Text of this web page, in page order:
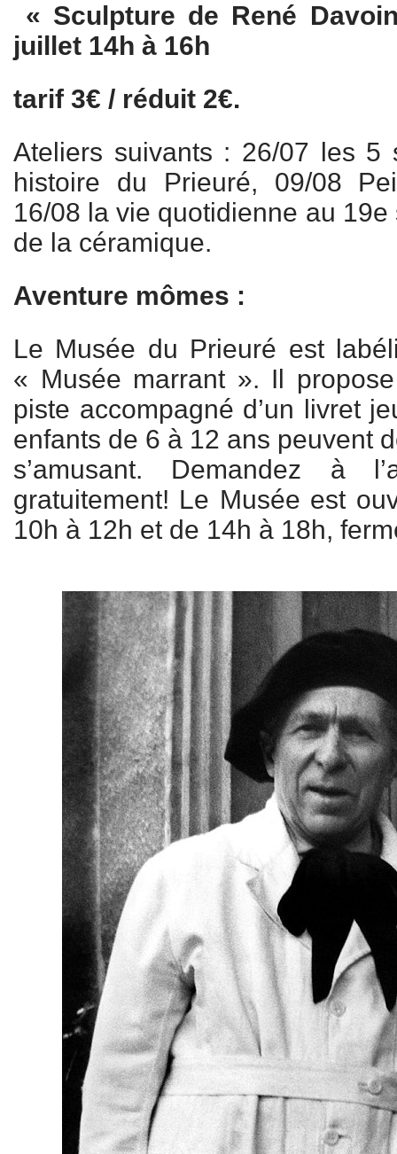
« Sculpture de René
juillet 14h à 16h
tarif 3€ / réduit 2€.
Ateliers suivants : 26/07 les 5
histoire du Prieuré, 09/08
16/08 la vie quotidienne au
de la céramique.
Aventure mômes :
Le Musée du Prieuré est
« Musée marrant ». Il
piste accompagné d’un livret
enfants de 6 à 12 ans peuvent
s’amusant. Demandez à
gratuitement! Le Musée est
10h à 12h et de 14h à 18h,